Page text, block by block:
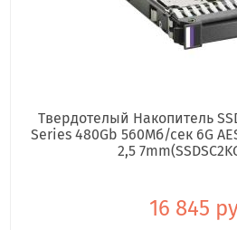
Твердотелый Накопитель
Series 480Gb 560Мб/сек 6G
2,5
16 845